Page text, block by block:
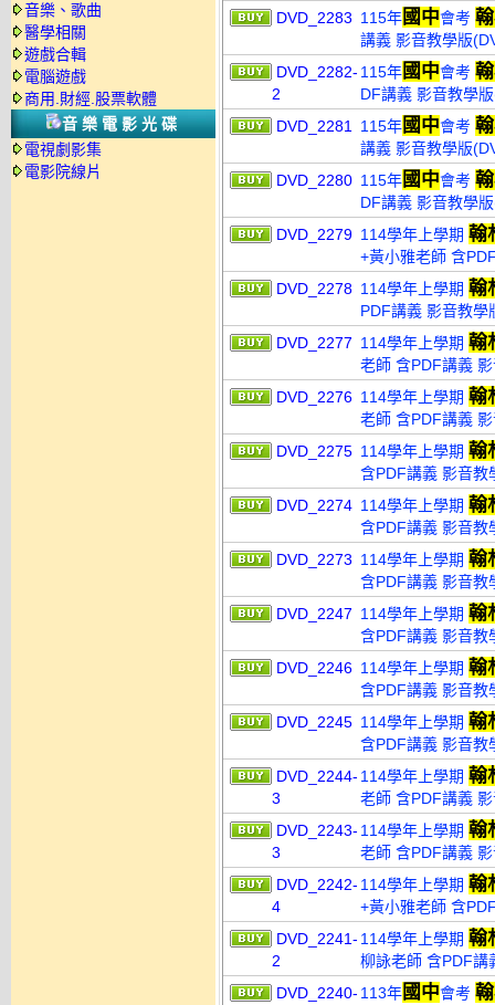
音樂、歌曲
醫學相關
遊戲合輯
電腦遊戲
商用.財經.股票軟體
音樂電影光碟
電視劇影集
電影院線片
DVD_2283 115年國中會考
講義 影音教學版
DVD_2282-
2
115年國中會考
DF講義 影音教學
DVD_2281
115年國中會考
講義 影音教學版
DVD_2280 115年國中會考
DF講義 影音教學
DVD_2279 114學年上學期 翰
+黃小雅老師 含
DVD_2278 114學年上學期 翰
PDF講義 影音教學
DVD_2277 114學年上學期 翰
老師 含PDF講義
DVD_2276 114學年上學期 翰
老師 含PDF講義
DVD_2275 114學年上學期 翰
含PDF講義 影音教
DVD_2274 114學年上學期 翰
含PDF講義 影音教
DVD_2273 114學年上學期 翰
含PDF講義 影音教
DVD_2247 114學年上學期 翰
含PDF講義 影音教
DVD_2246 114學年上學期 翰
含PDF講義 影音教
DVD_2245 114學年上學期 翰
含PDF講義 影音教
DVD_2244-
3
114學年上學期 翰
老師 含PDF講義
DVD_2243-
3
114學年上學期 翰
老師 含PDF講義
DVD_2242-
4
114學年上學期 翰
+黃小雅老師 含
DVD_2241-
2
114學年上學期 翰
柳詠老師 含PDF講
DVD_2240- 113年國中會考